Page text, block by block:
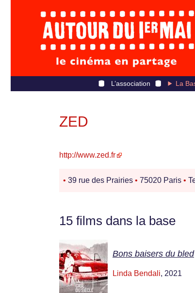
L’association La
ZED
http://www.zed.fr
• 39 rue des Prairies • 75020 Paris •
15 films dans la base
Bons baisers du bled
Linda Bendali, 2021